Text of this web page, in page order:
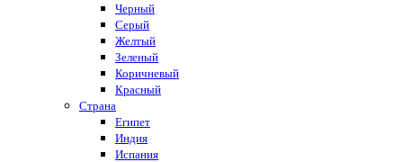
Черный
Серый
Желтый
Зеленый
Коричневый
Красный
Страна
Египет
Индия
Испания